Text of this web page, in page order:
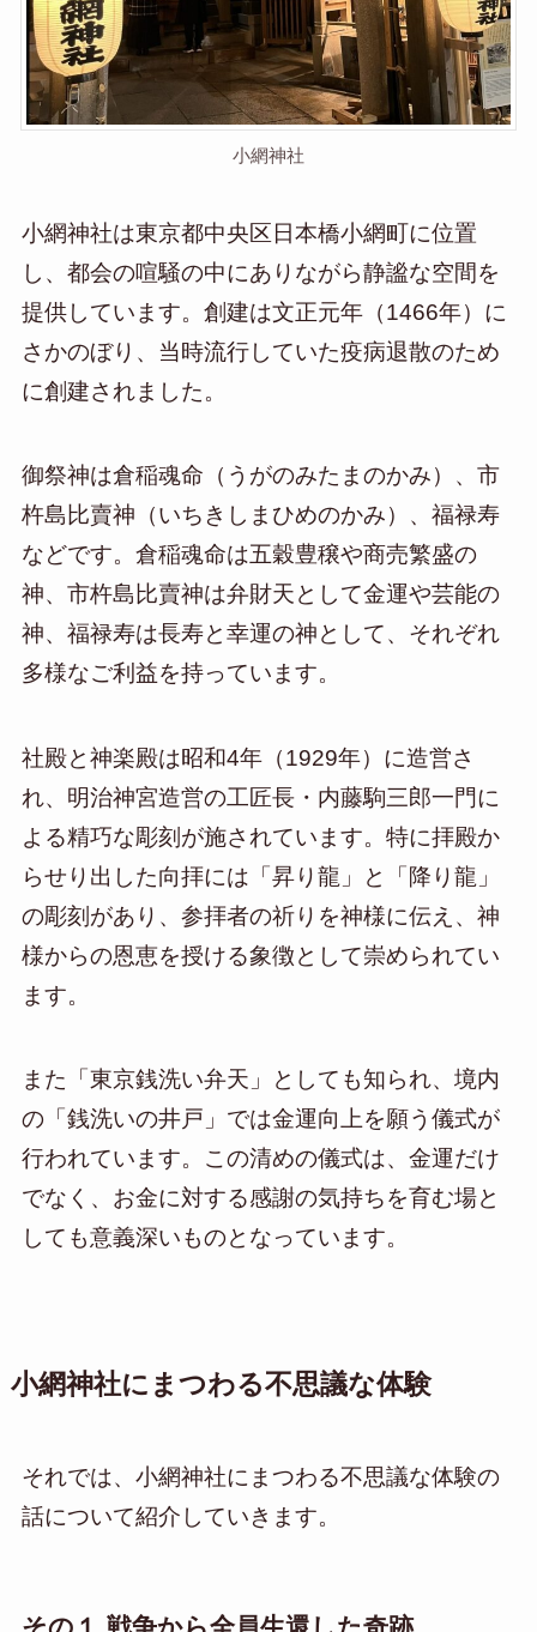
小網神社
小網神社は東京都中央区日本橋小網町に位置
し、都会の喧騒の中にありながら静謐な空間を
提供しています。創建は文正元年（1466年）に
さかのぼり、当時流行していた疫病退散のため
に創建されました。
御祭神は倉稲魂命（うがのみたまのかみ）、市
杵島比賣神（いちきしまひめのかみ）、福禄寿
などです。倉稲魂命は五穀豊穣や商売繁盛の
神、市杵島比賣神は弁財天として金運や芸能の
神、福禄寿は長寿と幸運の神として、それぞれ
多様なご利益を持っています。
社殿と神楽殿は昭和4年（1929年）に造営さ
れ、明治神宮造営の工匠長・内藤駒三郎一門に
よる精巧な彫刻が施されています。特に拝殿か
らせり出した向拝には「昇り龍」と「降り龍」
の彫刻があり、参拝者の祈りを神様に伝え、神
様からの恩恵を授ける象徴として崇められてい
ます。
また「東京銭洗い弁天」としても知られ、境内
の「銭洗いの井戸」では金運向上を願う儀式が
行われています。この清めの儀式は、金運だけ
でなく、お金に対する感謝の気持ちを育む場と
しても意義深いものとなっています。
小網神社にまつわる不思議な体験
それでは、小網神社にまつわる不思議な体験の
話について紹介していきます。